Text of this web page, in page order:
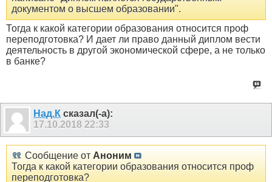
документом о высшем образовании".
Тогда к какой категории образования относится проф
переподготовка? И дает ли право данный диплом вести
деятельность в другой экономической сфере, а не только
в банке?
Над.К сказал(-а):
17.10.2018 22:33
Сообщение от Аноним
Тогда к какой категории образования относится проф
переподготовка?